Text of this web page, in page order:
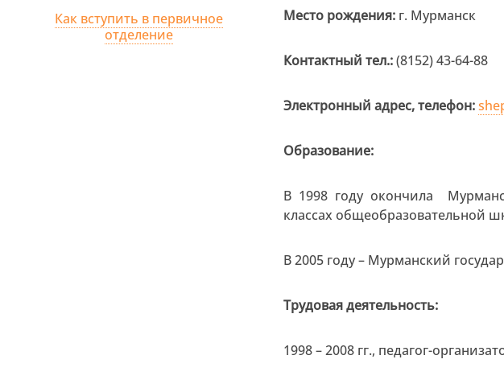
Как вступить в первичное
отделение
Место рождения: г. Мурманск
Контактный тел.:(8152) 43-64-88
Электронный адрес, телефон:
Образование:
В 1998 году окончила
классах общеобразовательной
В 2005 году – Мурманский
Трудовая деятельность:
1998 – 2008 гг., педагог-